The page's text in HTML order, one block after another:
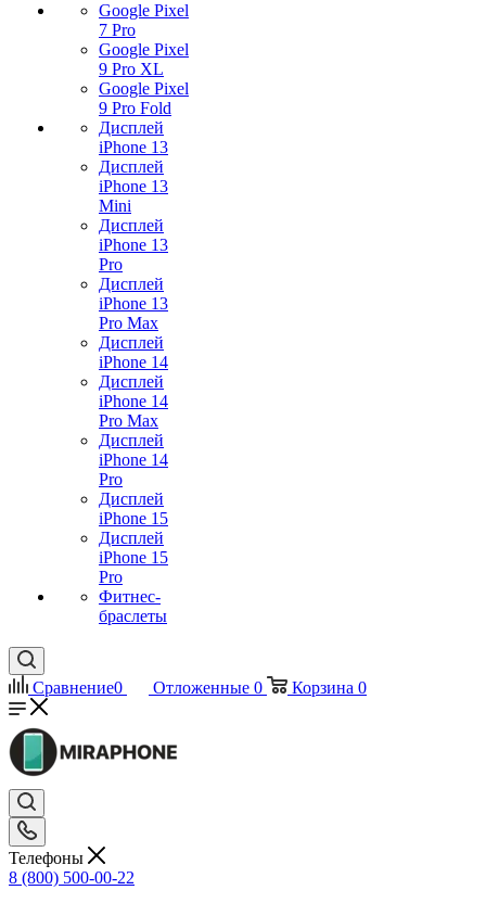
Google Pixel
7 Pro
Google Pixel
9 Pro XL
Google Pixel
9 Pro Fold
Дисплей
iPhone 13
Дисплей
iPhone 13
Mini
Дисплей
iPhone 13
Pro
Дисплей
iPhone 13
Pro Max
Дисплей
iPhone 14
Дисплей
iPhone 14
Pro Max
Дисплей
iPhone 14
Pro
Дисплей
iPhone 15
Дисплей
iPhone 15
Pro
Фитнес-
браслеты
Сравнение0 Отложенные 0 Корзина 0
Телефоны
8 (800) 500-00-22